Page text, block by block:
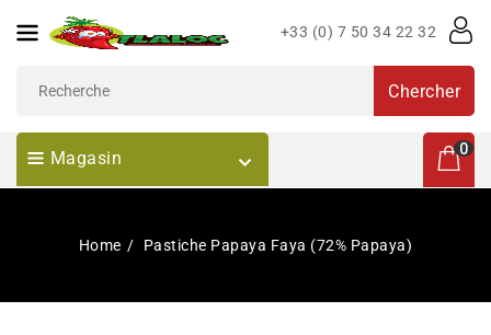
Au
+33 (0) 7 50 34 22 32
Chercher
Magasin 0
0
Home Pastiche Papaya Faya (72% Papaya)